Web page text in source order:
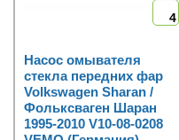
4
Насос омывателя
стекла передних фар
Volkswagen Sharan /
Фольксваген Шаран
1995-2010 V10-08-0208